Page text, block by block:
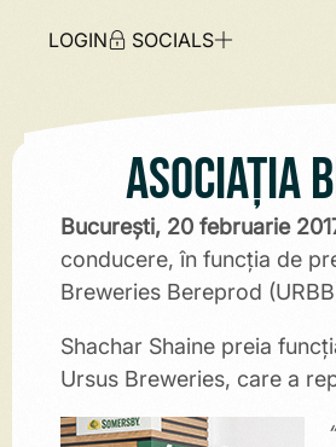
LOGIN SOCIALS
Asociația
București, 20 februarie
conducere, în funcţia de
Breweries Bereprod
Shachar Shaine preia
Ursus Breweries, care a